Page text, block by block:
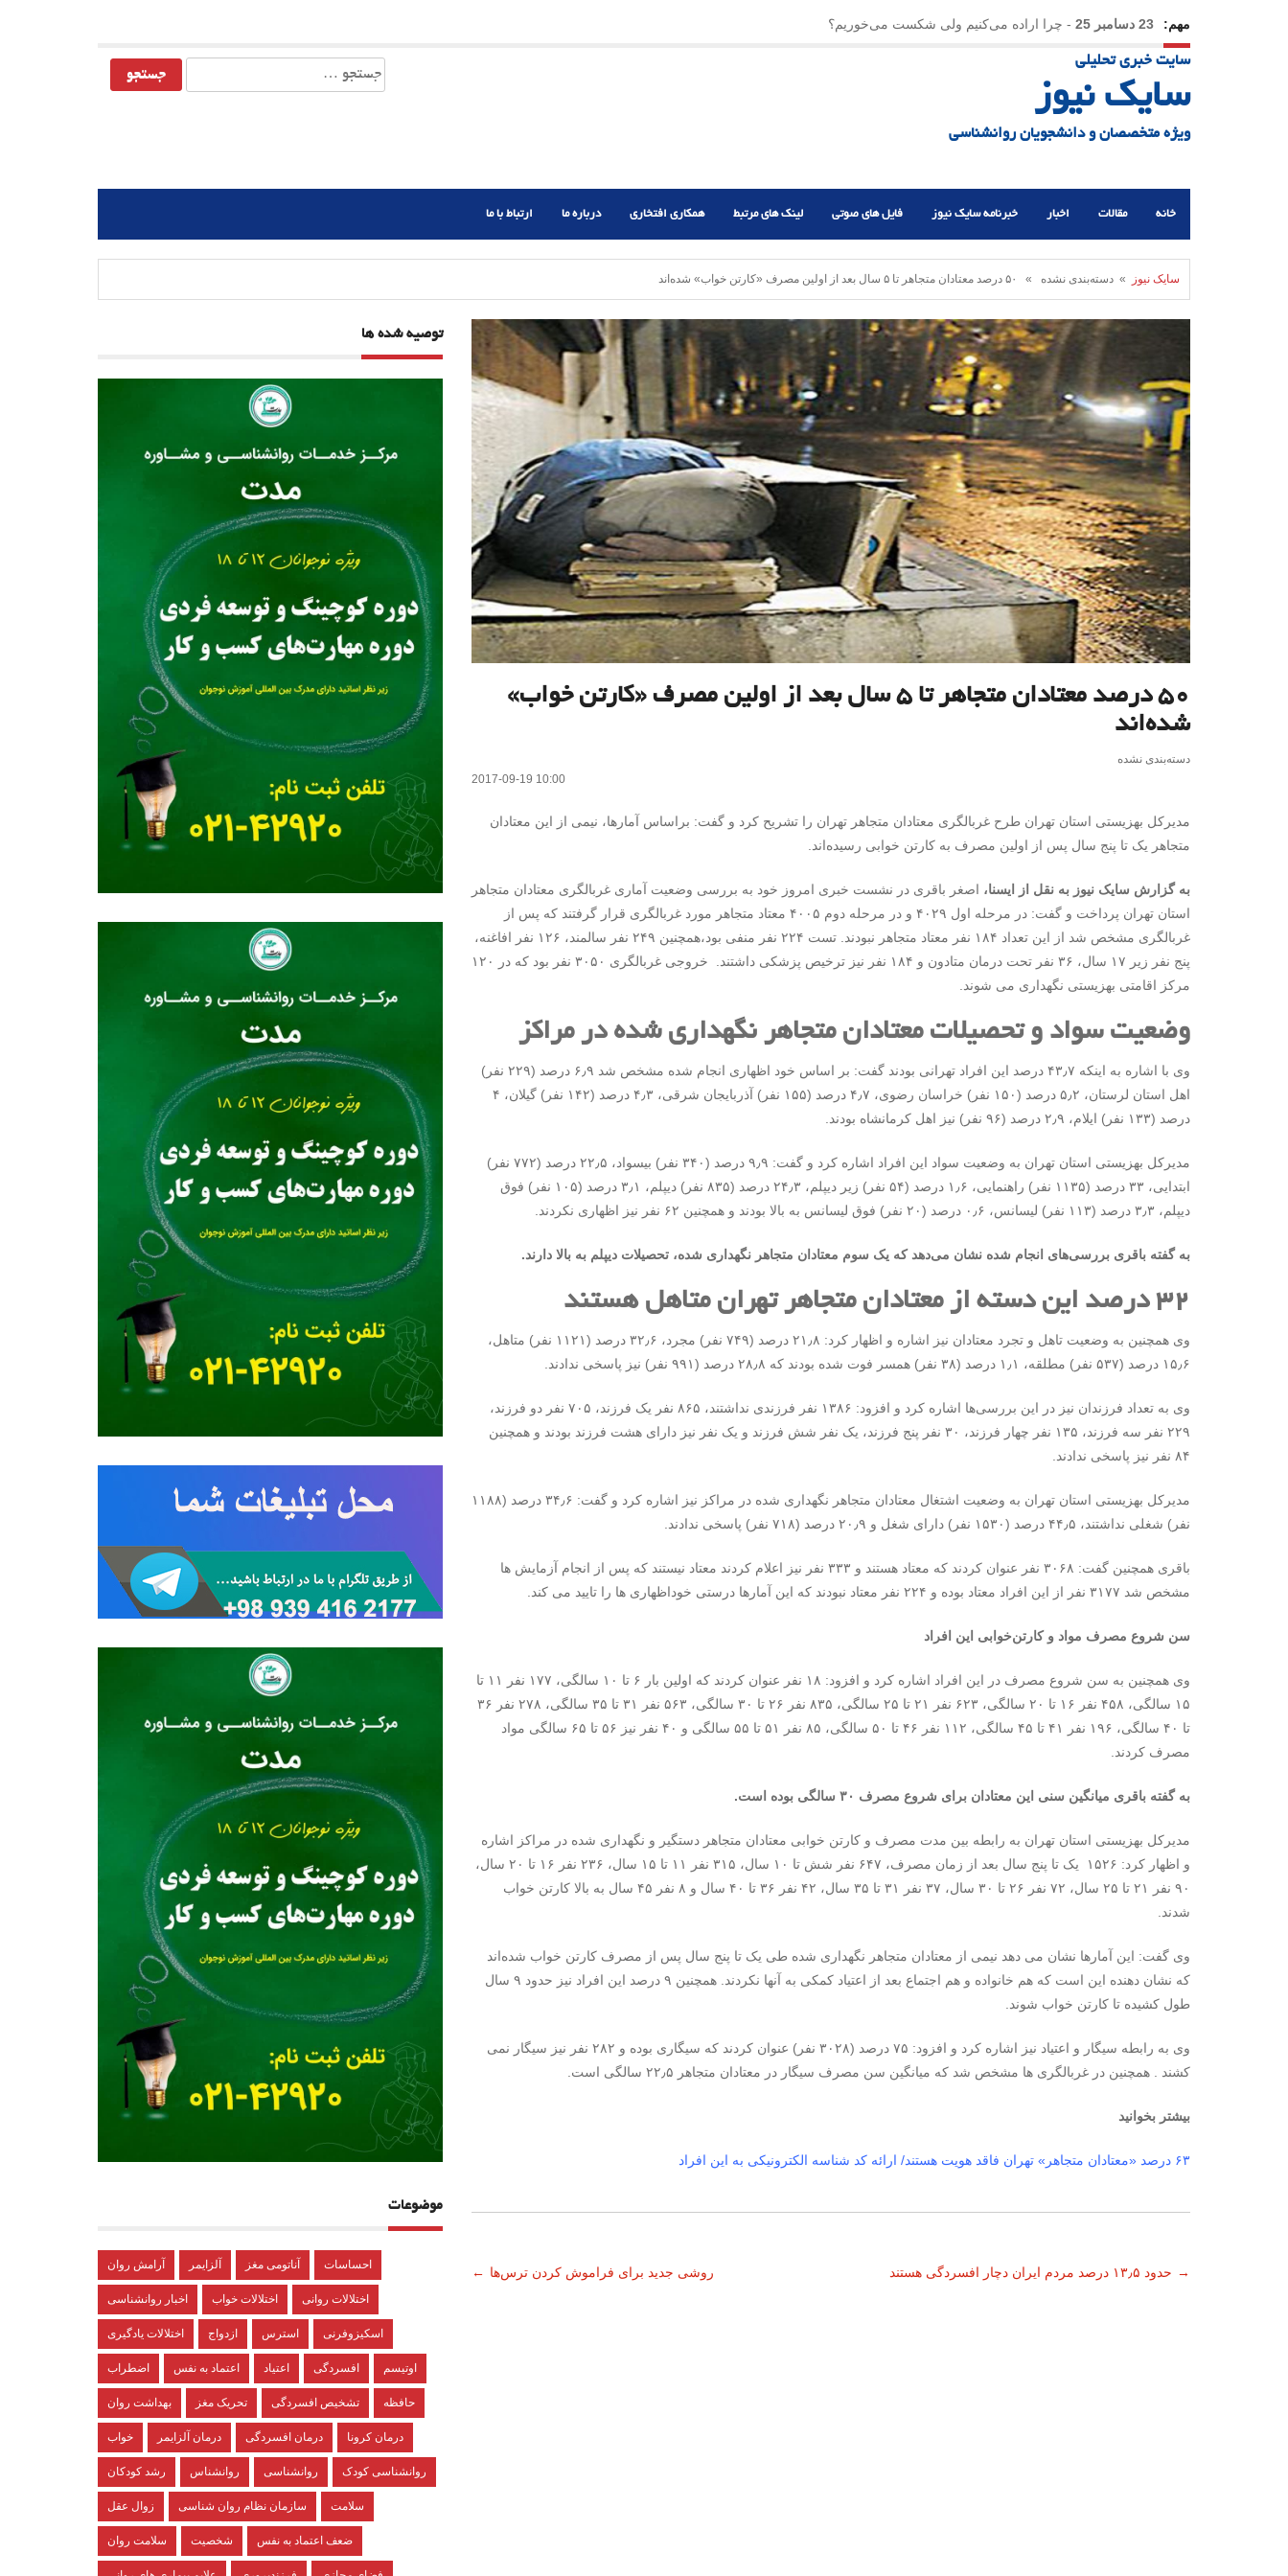
مهم: 23 دسامبر 25 - چرا اراده می‌کنیم ولی شکست می‌خوریم؟
21 دسامبر 25
سایت خبری تحلیلی
سایک نیوز
ویژه متخصصان و دانشجویان روانشناسی
جستجو
برای:
خانه مقالات اخبار خبرنامه سایک نیوز فایل های صوتی لینک های مرتبط همکاری افتخاری درباره ما ارتباط با ما
سایک نیوز » دسته‌بندی نشده » ۵۰ درصد معتادان متجاهر تا ۵ سال بعد از اولین مصرف «کارتن خواب» شده‌اند
۵۰ درصد معتادان متجاهر تا ۵ سال بعد از اولین مصرف «کارتن خواب»
شده‌اند
دسته‌بندی نشده
2017-09-19 10:00
مدیرکل بهزیستی استان تهران طرح غربالگری معتادان متجاهر تهران را تشریح کرد و گفت: براساس آمارها، نیمی از این معتادان
متجاهر یک تا پنج سال پس از اولین مصرف به کارتن خوابی رسیده‌اند.
به گزارش سایک نیوز به نقل از ایسنا، اصغر باقری در نشست خبری امروز خود به بررسی وضعیت آماری غربالگری معتادان متجاهر
استان تهران پرداخت و گفت: در مرحله اول ۴۰۲۹ و در مرحله دوم ۴۰۰۵ معتاد متجاهر مورد غربالگری قرار گرفتند که پس از
غربالگری مشخص شد از این تعداد ۱۸۴ نفر معتاد متجاهر نبودند. تست ۲۲۴ نفر منفی بود،همچنین ۲۴۹ نفر سالمند، ۱۲۶ نفر افاغنه،
پنج نفر زیر ۱۷ سال، ۳۶ نفر تحت درمان متادون و ۱۸۴ نفر نیز ترخیص پزشکی داشتند. خروجی غربالگری ۳۰۵۰ نفر بود که در ۱۲۰
مرکز اقامتی بهزیستی نگهداری می شوند.
وضعیت سواد و تحصیلات معتادان متجاهر نگهداری شده در مراکز
وی با اشاره به اینکه ۴۳٫۷ درصد این افراد تهرانی بودند گفت: بر اساس خود اظهاری انجام شده مشخص شد ۶٫۹ درصد (۲۲۹ نفر)
اهل استان لرستان، ۵٫۲ درصد (۱۵۰ نفر) خراسان رضوی، ۴٫۷ درصد (۱۵۵ نفر) آذربایجان شرقی، ۴٫۳ درصد (۱۴۲ نفر) گیلان، ۴
درصد (۱۳۳ نفر) ایلام، ۲٫۹ درصد (۹۶ نفر) نیز اهل کرمانشاه بودند.
مدیرکل بهزیستی استان تهران به وضعیت سواد این افراد اشاره کرد و گفت: ۹٫۹ درصد (۳۴۰ نفر) بیسواد، ۲۲٫۵ درصد (۷۷۲ نفر)
ابتدایی، ۳۳ درصد (۱۱۳۵ نفر) راهنمایی، ۱٫۶ درصد (۵۴ نفر) زیر دیپلم، ۲۴٫۳ درصد (۸۳۵ نفر) دیپلم، ۳٫۱ درصد (۱۰۵ نفر) فوق
دیپلم، ۳٫۳ درصد (۱۱۳ نفر) لیسانس، ۰٫۶ درصد (۲۰ نفر) فوق لیسانس به بالا بودند و همچنین ۶۲ نفر نیز اظهاری نکردند.
به گفته باقری بررسی‌های انجام شده نشان می‌دهد که یک سوم معتادان متجاهر نگهداری شده، تحصیلات دیپلم به بالا دارند.
۳۲ درصد این دسته از معتادان متجاهر تهران متاهل هستند
وی همچنین به وضعیت تاهل و تجرد معتادان نیز اشاره و اظهار کرد: ۲۱٫۸ درصد (۷۴۹ نفر) مجرد، ۳۲٫۶ درصد (۱۱۲۱ نفر) متاهل،
۱۵٫۶ درصد (۵۳۷ نفر) مطلقه، ۱٫۱ درصد (۳۸ نفر) همسر فوت شده بودند که ۲۸٫۸ درصد (۹۹۱ نفر) نیز پاسخی ندادند.
وی به تعداد فرزندان نیز در این بررسی‌ها اشاره کرد و افزود: ۱۳۸۶ نفر فرزندی نداشتند، ۸۶۵ نفر یک فرزند، ۷۰۵ نفر دو فرزند،
۲۲۹ نفر سه فرزند، ۱۳۵ نفر چهار فرزند، ۳۰ نفر پنج فرزند، یک نفر شش فرزند و یک نفر نیز دارای هشت فرزند بودند و همچنین
۸۴ نفر نیز پاسخی ندادند.
مدیرکل بهزیستی استان تهران به وضعیت اشتغال معتادان متجاهر نگهداری شده در مراکز نیز اشاره کرد و گفت: ۳۴٫۶ درصد (۱۱۸۸
نفر) شغلی نداشتند، ۴۴٫۵ درصد (۱۵۳۰ نفر) دارای شغل و ۲۰٫۹ درصد (۷۱۸ نفر) پاسخی ندادند.
باقری همچنین گفت: ۳۰۶۸ نفر عنوان کردند که معتاد هستند و ۳۳۳ نفر نیز اعلام کردند معتاد نیستند که پس از انجام آزمایش ها
مشخص شد ۳۱۷۷ نفر از این افراد معتاد بوده و ۲۲۴ نفر معتاد نبودند که این آمارها درستی خوداظهاری ها را تایید می کند.
سن شروع مصرف مواد و کارتن‌خوابی این افراد
وی همچنین به سن شروع مصرف در این افراد اشاره کرد و افزود: ۱۸ نفر عنوان کردند که اولین بار ۶ تا ۱۰ سالگی، ۱۷۷ نفر ۱۱ تا
۱۵ سالگی، ۴۵۸ نفر ۱۶ تا ۲۰ سالگی، ۶۲۳ نفر ۲۱ تا ۲۵ سالگی، ۸۳۵ نفر ۲۶ تا ۳۰ سالگی، ۵۶۳ نفر ۳۱ تا ۳۵ سالگی، ۲۷۸ نفر ۳۶
تا ۴۰ سالگی، ۱۹۶ نفر ۴۱ تا ۴۵ سالگی، ۱۱۲ نفر ۴۶ تا ۵۰ سالگی، ۸۵ نفر ۵۱ تا ۵۵ سالگی و ۴۰ نفر نیز ۵۶ تا ۶۵ سالگی مواد
مصرف کردند.
به گفته باقری میانگین سنی این معتادان برای شروع مصرف ۳۰ سالگی بوده است.
مدیرکل بهزیستی استان تهران به رابطه بین مدت مصرف و کارتن خوابی معتادان متجاهر دستگیر و نگهداری شده در مراکز اشاره
و اظهار کرد: ۱۵۲۶ یک تا پنج سال بعد از زمان مصرف، ۶۴۷ نفر شش تا ۱۰ سال، ۳۱۵ نفر ۱۱ تا ۱۵ سال، ۲۳۶ نفر ۱۶ تا ۲۰ سال،
۹۰ نفر ۲۱ تا ۲۵ سال، ۷۲ نفر ۲۶ تا ۳۰ سال، ۳۷ نفر ۳۱ تا ۳۵ سال، ۴۲ نفر ۳۶ تا ۴۰ سال و ۸ نفر ۴۵ سال به بالا کارتن خواب
شدند.
وی گفت: این آمارها نشان می دهد نیمی از معتادان متجاهر نگهداری شده طی یک تا پنج سال پس از مصرف کارتن خواب شده‌اند
که نشان دهنده این است که هم خانواده و هم اجتماع بعد از اعتیاد کمکی به آنها نکردند. همچنین ۹ درصد این افراد نیز حدود ۹ سال
طول کشیده تا کارتن خواب شوند.
وی به رابطه سیگار و اعتیاد نیز اشاره کرد و افزود: ۷۵ درصد (۳۰۲۸ نفر) عنوان کردند که سیگاری بوده و ۲۸۲ نفر نیز سیگار نمی
کشند . همچنین در غربالگری ها مشخص شد که میانگین سن مصرف سیگار در معتادان متجاهر ۲۲٫۵ سالگی است.
بیشتر بخوانید
۶۳ درصد «معتادان متجاهر» تهران فاقد هویت هستند/ ارائه کد شناسه الکترونیکی به این افراد
ناوبری
← روشی جدید برای فراموش کردن ترس‌ها حدود ۱۳٫۵ درصد مردم ایران دچار افسردگی هستند →
توصیه شده ها
موضوعات
آرامش روان آلزایمر آناتومی مغز احساسات
اخبار روانشناسی اختلالات خواب اختلالات روانی
اختلالات یادگیری ازدواج استرس اسکیزوفرنی
اضطراب اعتماد به نفس اعتیاد افسردگی اوتیسم
بهداشت روان تحریک مغز تشخیص افسردگی حافظه
خواب درمان آلزایمر درمان افسردگی درمان کرونا
رشد کودکان روانشناس روانشناسی روانشناسی کودک
زوال عقل سازمان نظام روان شناسی سلامت
سلامت روان شخصیت ضعف اعتماد به نفس